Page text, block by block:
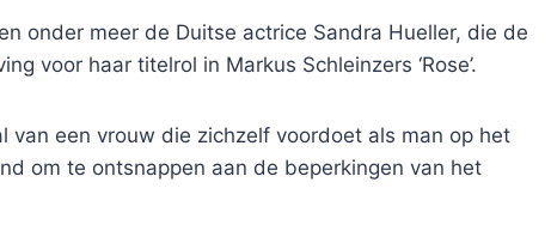
onder meer de Duitse actrice Sandra Hueller, die de
voor haar titelrol in Markus Schleinzers ‘Rose’.
een vrouw die zichzelf voordoet als man op het
om te ontsnappen aan de beperkingen van het